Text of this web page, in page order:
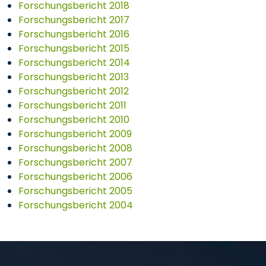
Forschungsbericht 2018
Forschungsbericht 2017
Forschungsbericht 2016
Forschungsbericht 2015
Forschungsbericht 2014
Forschungsbericht 2013
Forschungsbericht 2012
Forschungsbericht 2011
Forschungsbericht 2010
Forschungsbericht 2009
Forschungsbericht 2008
Forschungsbericht 2007
Forschungsbericht 2006
Forschungsbericht 2005
Forschungsbericht 2004